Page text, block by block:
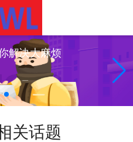
解决大麻烦
关话题